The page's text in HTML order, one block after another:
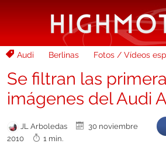
Audi Berlinas Fotos / Vídeos
Se filtran las
imágenes del Audi
JL Arboledas
30 noviembre
2010
1 min.